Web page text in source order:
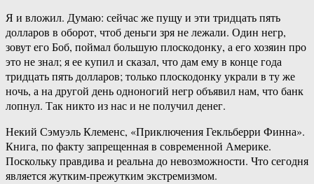
Я и вложил. Думаю: сейчас же пущу и эти тридцать пять
долларов в оборот, чтоб деньги зря не лежали. Один негр,
зовут его Боб, поймал большую плоскодонку, а его хозяин про
это не знал; я ее купил и сказал, что дам ему в конце года
тридцать пять долларов; только плоскодонку украли в ту же
ночь, а на другой день одноногий негр объявил нам, что банк
лопнул. Так никто из нас и не получил денег.
Некий Сэмуэль Клеменс, «Приключения Гекльберри Финна».
Книга, по факту запрещенная в современной Америке.
Поскольку правдива и реальна до невозможности. Что сегодня
является жутким-прежутким экстремизмом.